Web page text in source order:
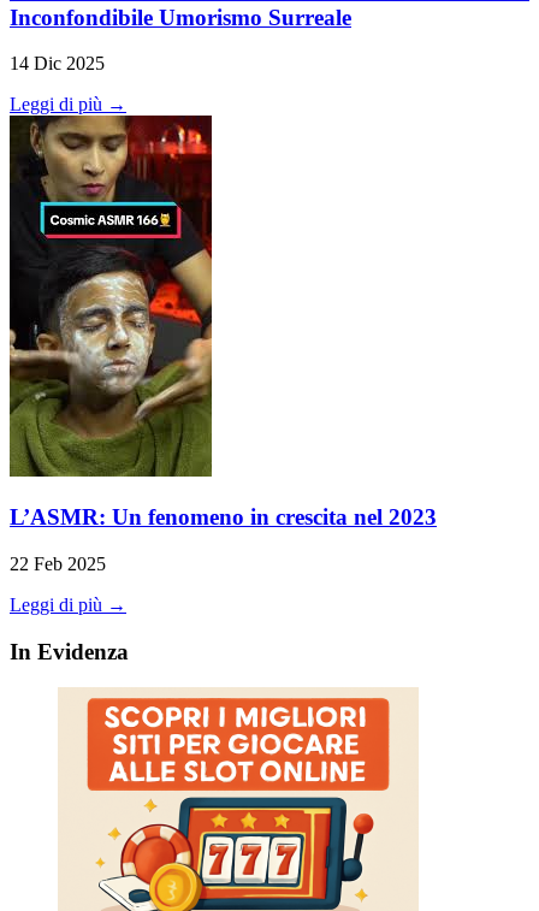
Inconfondibile Umorismo Surreale
14 Dic 2025
Leggi di più →
L’ASMR: Un fenomeno in crescita nel 2023
22 Feb 2025
Leggi di più →
In Evidenza